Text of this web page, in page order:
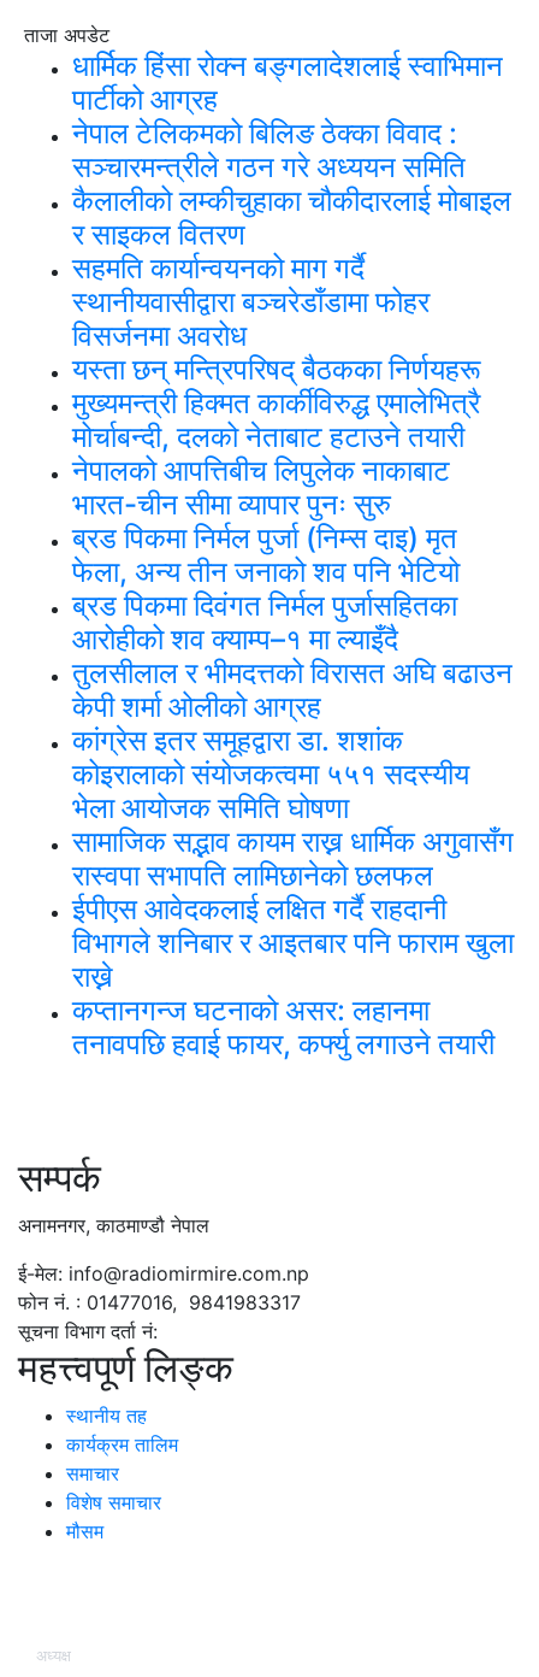
ताजा अपडेट
धार्मिक हिंसा रोक्न बङ्गलादेशलाई स्वाभिमान
पार्टीको आग्रह
नेपाल टेलिकमको बिलिङ ठेक्का विवाद :
सञ्चारमन्त्रीले गठन गरे अध्ययन समिति
कैलालीको लम्कीचुहाका चौकीदारलाई मोबाइल
र साइकल वितरण
सहमति कार्यान्वयनको माग गर्दै
स्थानीयवासीद्वारा बञ्चरेडाँडामा फोहर
विसर्जनमा अवरोध
यस्ता छन् मन्त्रिपरिषद् बैठकका निर्णयहरू
मुख्यमन्त्री हिक्मत कार्कीविरुद्ध एमालेभित्रै
मोर्चाबन्दी, दलको नेताबाट हटाउने तयारी
नेपालको आपत्तिबीच लिपुलेक नाकाबाट
भारत-चीन सीमा व्यापार पुनः सुरु
ब्रड पिकमा निर्मल पुर्जा (निम्स दाइ) मृत
फेला, अन्य तीन जनाको शव पनि भेटियो
ब्रड पिकमा दिवंगत निर्मल पुर्जासहितका
आरोहीको शव क्याम्प–१ मा ल्याइँदै
तुलसीलाल र भीमदत्तको विरासत अघि बढाउन
केपी शर्मा ओलीको आग्रह
कांग्रेस इतर समूहद्वारा डा. शशांक
कोइरालाको संयोजकत्वमा ५५१ सदस्यीय
भेला आयोजक समिति घोषणा
सामाजिक सद्भाव कायम राख्न धार्मिक अगुवासँग
रास्वपा सभापति लामिछानेको छलफल
ईपीएस आवेदकलाई लक्षित गर्दै राहदानी
विभागले शनिबार र आइतबार पनि फाराम खुला
राख्ने
कप्तानगन्ज घटनाको असर: लहानमा
तनावपछि हवाई फायर, कर्फ्यु लगाउने तयारी
सम्पर्क
अनामनगर, काठमाण्डौ नेपाल
ई-मेल: info@radiomirmire.com.np
फोन नं. : 01477016, 9841983317
सूचना विभाग दर्ता नं:
महत्त्वपूर्ण लिङ्क
स्थानीय तह
कार्यक्रम तालिम
समाचार
विशेष समाचार
मौसम
अध्यक्ष